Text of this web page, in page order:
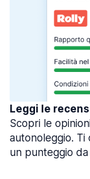
Leggi le
Scopri le
autonoleggio. Ti
un punteggio da